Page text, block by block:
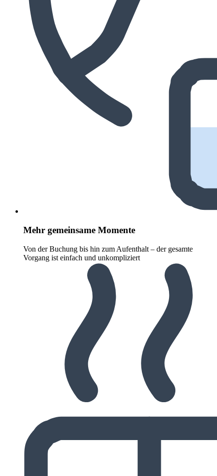
Mehr gemeinsame Momente
Von der Buchung bis hin zum Aufenthalt – der gesamte
Vorgang ist einfach und unkompliziert